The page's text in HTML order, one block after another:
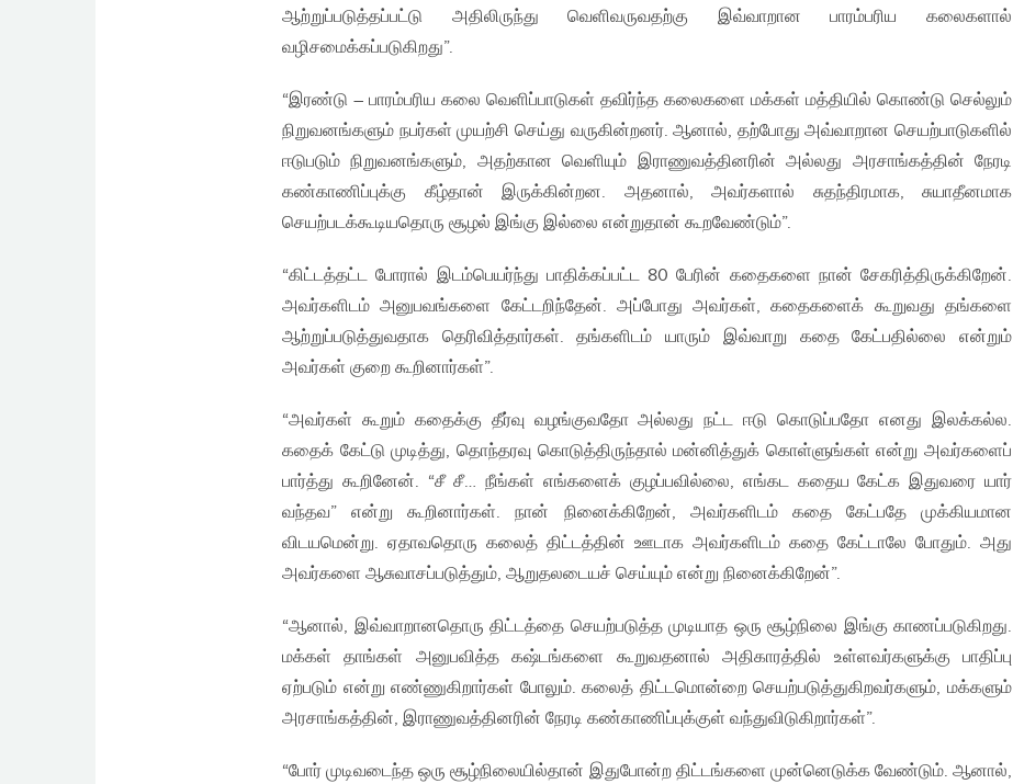
ஆற்றுப்படுத்தப்பட்டு அதிலிருந்து வெளிவருவதற்கு இவ்வாறான பாரம்பரிய கலைகளால்
வழிசமைக்கப்படுகிறது”.
“இரண்டு – பாரம்பரிய கலை வெளிப்பாடுகள் தவிர்ந்த கலைகளை மக்கள் மத்தியில் கொண்டு செல்லும்
நிறுவனங்களும் நபர்கள் முயற்சி செய்து வருகின்றனர். ஆனால், தற்போது அவ்வாறான செயற்பாடுகளில்
ஈடுபடும் நிறுவனங்களும், அதற்கான வெளியும் இராணுவத்தினரின் அல்லது அரசாங்கத்தின் நேரடி
கண்காணிப்புக்கு கீழ்தான் இருக்கின்றன. அதனால், அவர்களால் சுதந்திரமாக, சுயாதீனமாக
செயற்படக்கூடியதொரு சூழல் இங்கு இல்லை என்றுதான் கூறவேண்டும்”.
“கிட்டத்தட்ட போரால் இடம்பெயர்ந்து பாதிக்கப்பட்ட 80 பேரின் கதைகளை நான் சேகரித்திருக்கிறேன்.
அவர்களிடம் அனுபவங்களை கேட்டறிந்தேன். அப்போது அவர்கள், கதைகளைக் கூறுவது தங்களை
ஆற்றுப்படுத்துவதாக தெரிவித்தார்கள். தங்களிடம் யாரும் இவ்வாறு கதை கேட்பதில்லை என்றும்
அவர்கள் குறை கூறினார்கள்”.
“அவர்கள் கூறும் கதைக்கு தீர்வு வழங்குவதோ அல்லது நட்ட ஈடு கொடுப்பதோ எனது இலக்கல்ல.
கதைக் கேட்டு முடித்து, தொந்தரவு கொடுத்திருந்தால் மன்னித்துக் கொள்ளுங்கள் என்று அவர்களைப்
பார்த்து கூறினேன். “சீ சீ… நீங்கள் எங்களைக் குழப்பவில்லை, எங்கட கதைய கேட்க இதுவரை யார்
வந்தவ” என்று கூறினார்கள். நான் நினைக்கிறேன், அவர்களிடம் கதை கேட்பதே முக்கியமான
விடயமென்று. ஏதாவதொரு கலைத் திட்டத்தின் ஊடாக அவர்களிடம் கதை கேட்டாலே போதும். அது
அவர்களை ஆசுவாசப்படுத்தும், ஆறுதலடையச் செய்யும் என்று நினைக்கிறேன்”.
“ஆனால், இவ்வாறானதொரு திட்டத்தை செயற்படுத்த முடியாத ஒரு சூழ்நிலை இங்கு காணப்படுகிறது.
மக்கள் தாங்கள் அனுபவித்த கஷ்டங்களை கூறுவதனால் அதிகாரத்தில் உள்ளவர்களுக்கு பாதிப்பு
ஏற்படும் என்று எண்ணுகிறார்கள் போலும். கலைத் திட்டமொன்றை செயற்படுத்துகிறவர்களும், மக்களும்
அரசாங்கத்தின், இராணுவத்தினரின் நேரடி கண்காணிப்புக்குள் வந்துவிடுகிறார்கள்”.
“போர் முடிவடைந்த ஒரு சூழ்நிலையில்தான் இதுபோன்ற திட்டங்களை முன்னெடுக்க வேண்டும். ஆனால்,